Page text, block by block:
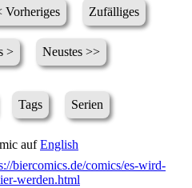
Vorheriges Zufälliges
> Neustes >>
Tags Serien
aufEnglish
biercomics.de/comics/es-wird-
werden.html